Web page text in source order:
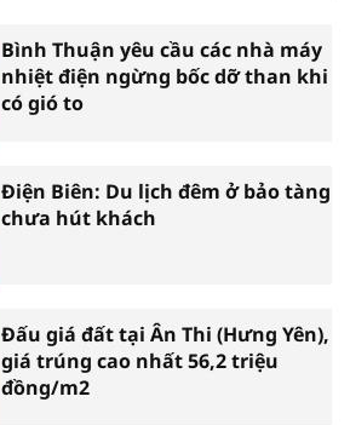
Bình Thuận yêu cầu các nhà máy
nhiệt điện ngừng bốc dỡ than khi
có gió to
Điện Biên: Du lịch đêm ở bảo tàng
chưa hút khách
Đấu giá đất tại Ân Thi (Hưng Yên),
giá trúng cao nhất 56,2 triệu
đồng/m2